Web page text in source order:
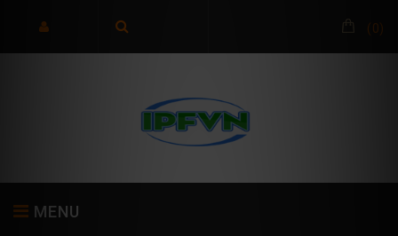
(0)
MENU